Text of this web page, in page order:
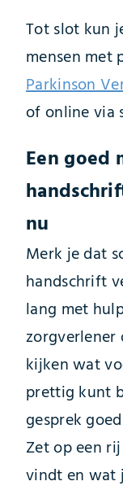
Tot slot kun
mensen met
Parkinson
of online via
Een goed
nu
Merk je dat
handschrift
lang met
kijken wat
prettig kunt
gesprek
Zet op een
vindt en wat